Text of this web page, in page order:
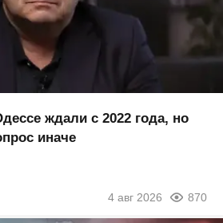
ждали с 2022 года, но
иначе
4 авг 2026 870